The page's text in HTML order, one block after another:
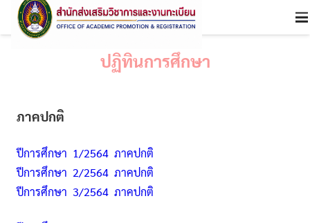
ปฏิทินการศึกษา
ภาคปกติ
ปีการศึกษา 1/2564 ภาคปกติ
ปีการศึกษา 2/2564 ภาคปกติ
ปีการศึกษา 3/2564 ภาคปกติ